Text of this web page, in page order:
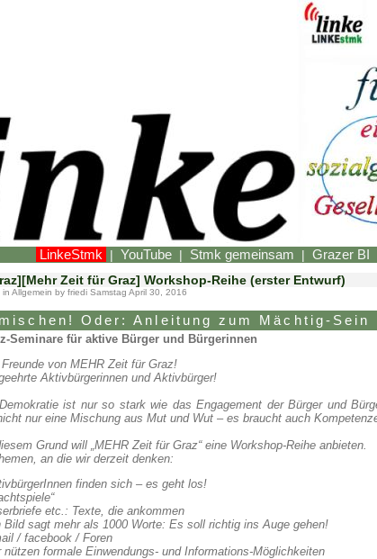
LinkeStmk | YouTube | Stmk gemeinsam | Grazer BI
Zeit für Graz] Workshop-Reihe (erster Entwurf)
in Allgemein by friedi Samstag April 30, 2016
Oder: Anleitung zum Mächtig-Sein
Seminare für aktive Bürger und Bürgerinnen
von MEHR Zeit für Graz!
Aktivbürgerinnen und Aktivbürger!
ist nur so stark wie das Engagement der Bürger und
nur eine Mischung aus Mut und Wut – es braucht auch
Grund will „MEHR Zeit für Graz“ eine Workshop-Reihe anbieten.
an die wir derzeit denken:
finden sich – es geht los!
etc.: Texte, die ankommen
Bild sagt mehr als 1000 Worte: Es soll richtig ins Auge gehen!
/ facebook / Foren
nützen formale Einwendungs- und Informations-Möglichkeiten